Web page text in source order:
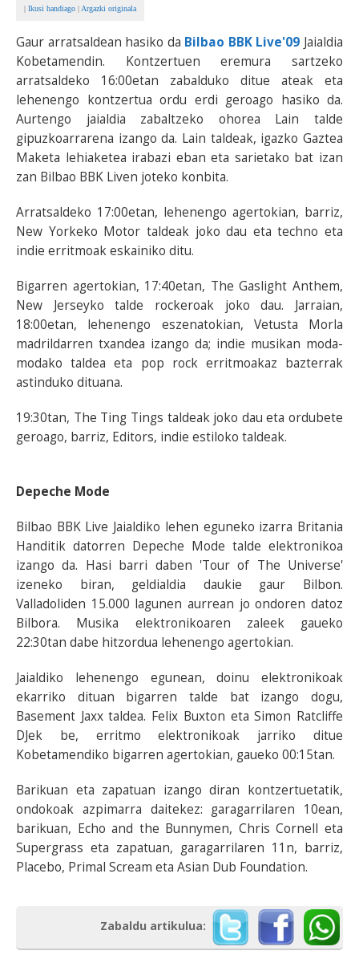
| Ikusi handiago | Argazki originala
Gaur arratsaldean hasiko da Bilbao BBK Live'09 Jaialdia
Kobetamendin. Kontzertuen eremura sartzeko
arratsaldeko 16:00etan zabalduko ditue ateak eta
lehenengo kontzertua ordu erdi geroago hasiko da.
Aurtengo jaialdia zabaltzeko ohorea Lain talde
gipuzkoarrarena izango da. Lain taldeak, igazko Gaztea
Maketa lehiaketea irabazi eban eta sarietako bat izan
zan Bilbao BBK Liven joteko konbita.
Arratsaldeko 17:00etan, lehenengo agertokian, barriz,
New Yorkeko Motor taldeak joko dau eta techno eta
indie erritmoak eskainiko ditu.
Bigarren agertokian, 17:40etan, The Gaslight Anthem,
New Jerseyko talde rockeroak joko dau. Jarraian,
18:00etan, lehenengo eszenatokian, Vetusta Morla
madrildarren txandea izango da; indie musikan moda-
modako taldea eta pop rock erritmoakaz bazterrak
astinduko dituana.
19:30tan, The Ting Tings taldeak joko dau eta ordubete
geroago, barriz, Editors, indie estiloko taldeak.
Depeche Mode
Bilbao BBK Live Jaialdiko lehen eguneko izarra Britania
Handitik datorren Depeche Mode talde elektronikoa
izango da. Hasi barri daben 'Tour of The Universe'
izeneko biran, geldialdia daukie gaur Bilbon.
Valladoliden 15.000 lagunen aurrean jo ondoren datoz
Bilbora. Musika elektronikoaren zaleek gaueko
22:30tan dabe hitzordua lehenengo agertokian.
Jaialdiko lehenengo egunean, doinu elektronikoak
ekarriko dituan bigarren talde bat izango dogu,
Basement Jaxx taldea. Felix Buxton eta Simon Ratcliffe
DJek be, erritmo elektronikoak jarriko ditue
Kobetamendiko bigarren agertokian, gaueko 00:15tan.
Barikuan eta zapatuan izango diran kontzertuetatik,
ondokoak azpimarra daitekez: garagarrilaren 10ean,
barikuan, Echo and the Bunnymen, Chris Cornell eta
Supergrass eta zapatuan, garagarrilaren 11n, barriz,
Placebo, Primal Scream eta Asian Dub Foundation.
Zabaldu artikulua: